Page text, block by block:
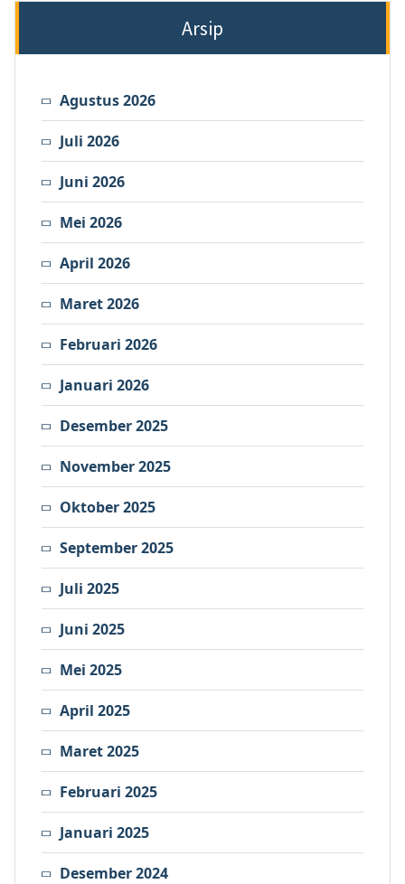
Arsip
Agustus 2026
Juli 2026
Juni 2026
Mei 2026
April 2026
Maret 2026
Februari 2026
Januari 2026
Desember 2025
November 2025
Oktober 2025
September 2025
Juli 2025
Juni 2025
Mei 2025
April 2025
Maret 2025
Februari 2025
Januari 2025
Desember 2024